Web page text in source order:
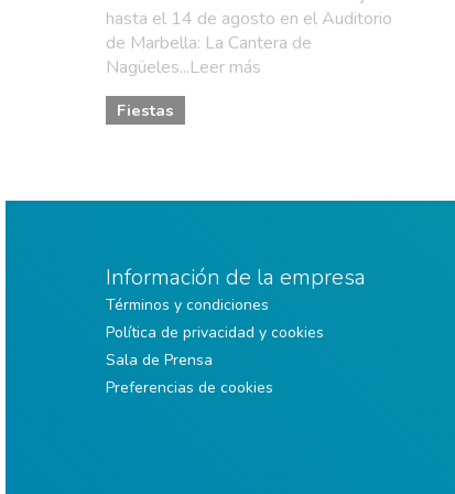
hasta el 14 de agosto en el Auditorio
de Marbella: La Cantera de
Nagüeles...Leer más
Fiestas
Información de la empresa
Términos y condiciones
Política de privacidad y cookies
Sala de Prensa
Preferencias de cookies